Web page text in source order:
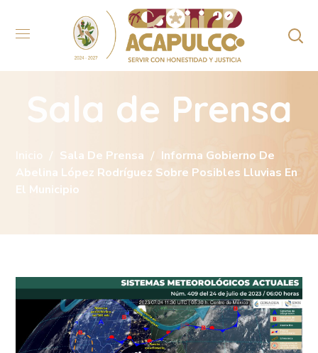
Sala de Prensa
Inicio Sala De Prensa
Informa Gobierno De
Abelina López Rodríguez Sobre Posibles Lluvias En
El Municipio